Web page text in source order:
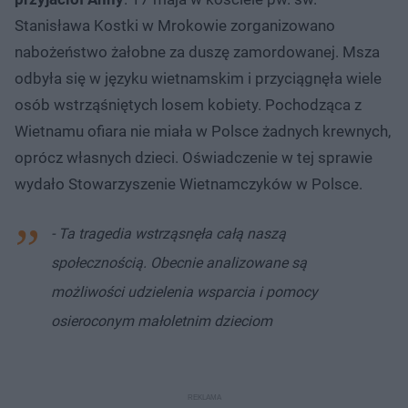
Stanisława Kostki w Mrokowie zorganizowano
nabożeństwo żałobne za duszę zamordowanej. Msza
odbyła się w języku wietnamskim i przyciągnęła wiele
osób wstrząśniętych losem kobiety. Pochodząca z
Wietnamu ofiara nie miała w Polsce żadnych krewnych,
oprócz własnych dzieci. Oświadczenie w tej sprawie
wydało Stowarzyszenie Wietnamczyków w Polsce.
- Ta tragedia wstrząsnęła całą naszą
społecznością. Obecnie analizowane są
możliwości udzielenia wsparcia i pomocy
osieroconym małoletnim dzieciom